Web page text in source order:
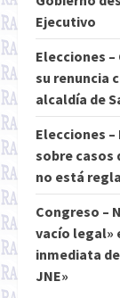
Ejecutivo
Elecciones
su renuncia
alcaldía de
Elecciones
sobre casos
no está
Congreso –
vacío legal»
inmediata
JNE»